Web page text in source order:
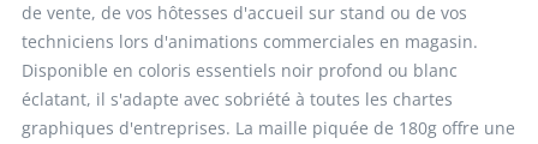
de vente, de vos hôtesses d'accueil sur stand ou de vos
techniciens lors d'animations commerciales en magasin.
Disponible en coloris essentiels noir profond ou blanc
éclatant, il s'adapte avec sobriété à toutes les chartes
graphiques d'entreprises. La maille piquée de 180g offre une